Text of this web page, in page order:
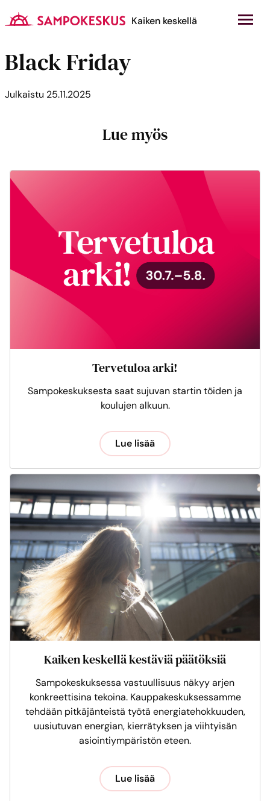
sisältöön
Kauppakeskus Sampokeskus
Kaiken keskellä
Black Friday
Julkaistu 25.11.2025
Lue myös
Tervetuloa arki!
Sampokeskuksesta saat sujuvan startin töiden ja
koulujen alkuun.
Lue lisää
Kaiken keskellä kestäviä päätöksiä
Sampokeskuksessa vastuullisuus näkyy arjen
konkreettisina tekoina. Kauppakeskuksessamme
tehdään pitkäjänteistä työtä energiatehokkuuden,
uusiutuvan energian, kierrätyksen ja viihtyisän
asiointiympäristön eteen.
Lue lisää